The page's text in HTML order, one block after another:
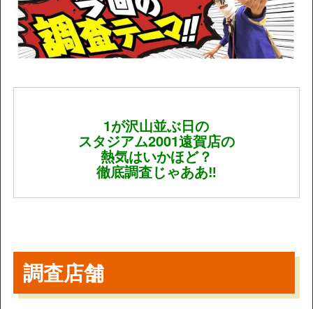
1が沢山並ぶ日の
スタジアム2001遠賀店の
熱気はいかほど？
徹底調査じゃああ‼
調査店舗